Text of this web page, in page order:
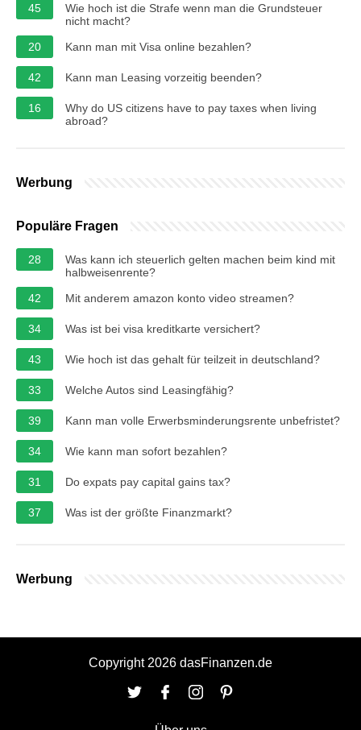
45
Wie hoch ist die Strafe wenn man die Grundsteuer
nicht macht?
20
Kann man mit Visa online bezahlen?
42 Kann man Leasing vorzeitig beenden?
16
Why do US citizens have to pay taxes when living
abroad?
Werbung
Populäre Fragen
28
Was kann ich steuerlich gelten machen beim kind mit
halbweisenrente?
42
Mit anderem amazon konto video streamen?
34 Was ist bei visa kreditkarte versichert?
43 Wie hoch ist das gehalt für teilzeit in deutschland?
33 Welche Autos sind Leasingfähig?
39 Kann man volle Erwerbsminderungsrente unbefristet?
34 Wie kann man sofort bezahlen?
31 Do expats pay capital gains tax?
37 Was ist der größte Finanzmarkt?
Werbung
Copyright 2026 dasFinanzen.de